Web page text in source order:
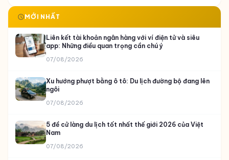
MỚI NHẤT
Liên kết tài khoản ngân hàng với ví điện tử và siêu
app: Những điều quan trọng cần chú ý
07/08/2026
Xu hướng phượt bằng ô tô: Du lịch đường bộ đang lên
ngôi
07/08/2026
5 đề cử làng du lịch tốt nhất thế giới 2026 của Việt
Nam
07/08/2026